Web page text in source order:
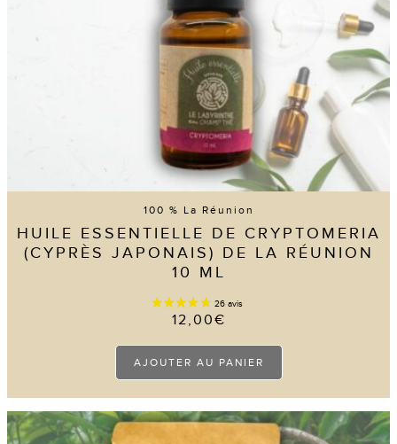
100 % La Réunion
HUILE ESSENTIELLE DE CRYPTOMERIA
(CYPRÈS JAPONAIS) DE LA RÉUNION
10 ML
12,00€
AJOUTER AU PANIER